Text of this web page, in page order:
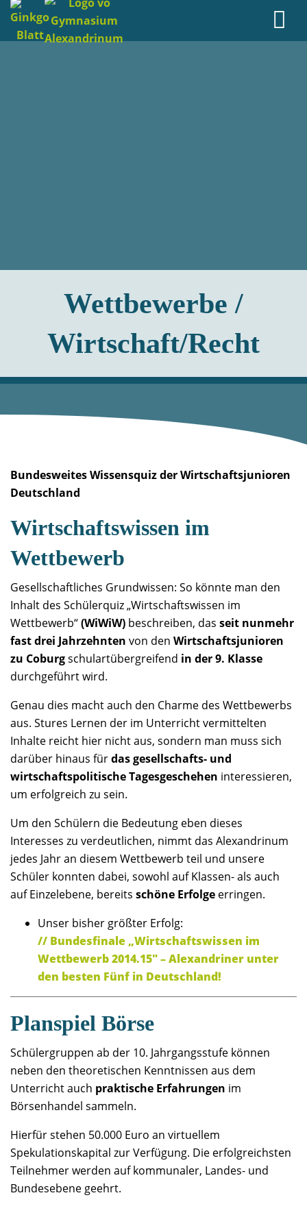
Wettbewerbe /
Wirtschaft/Recht
Bundesweites Wissensquiz der Wirtschaftsjunioren
Deutschland
Wirtschaftswissen im
Wettbewerb
Gesellschaftliches Grundwissen: So könnte man den
Inhalt des Schülerquiz „Wirtschaftswissen im
Wettbewerb“(WiWiW) beschreiben, das seit nunmehr
fast drei Jahrzehnten von den Wirtschaftsjunioren
zu Coburgschulartübergreifend in der 9. Klasse
durchgeführt wird.
Genau dies macht auch den Charme des Wettbewerbs
aus. Stures Lernen der im Unterricht vermittelten
Inhalte reicht hier nicht aus, sondern man muss sich
darüber hinaus fürdas gesellschafts- und
wirtschaftspolitische Tagesgeschehen interessieren,
um erfolgreich zu sein.
Um den Schülern die Bedeutung eben dieses
Interesses zu verdeutlichen, nimmt das Alexandrinum
jedes Jahr an diesem Wettbewerb teil und unsere
Schüler konnten dabei, sowohl auf Klassen- als auch
auf Einzelebene, bereits schöne Erfolge erringen.
Unser bisher größter Erfolg:
// Bundesfinale „Wirtschaftswissen im
Wettbewerb 2014.15″ – Alexandriner unter
den besten Fünf in Deutschland!
Planspiel Börse
Schülergruppen ab der 10. Jahrgangsstufe können
neben den theoretischen Kenntnissen aus dem
Unterricht auch praktische Erfahrungen im
Börsenhandel sammeln.
Hierfür stehen 50.000 Euro an virtuellem
Spekulationskapital zur Verfügung. Die erfolgreichsten
Teilnehmer werden auf kommunaler, Landes- und
Bundesebene geehrt.